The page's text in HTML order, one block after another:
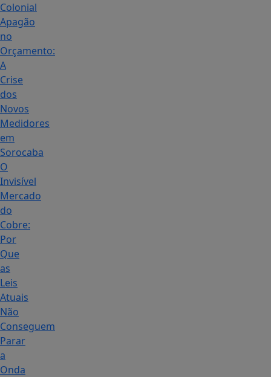
Colonial
Apagão
no
Orçamento:
A
Crise
dos
Novos
Medidores
em
Sorocaba
O
Invisível
Mercado
do
Cobre:
Por
Que
as
Leis
Atuais
Não
Conseguem
Parar
a
Onda